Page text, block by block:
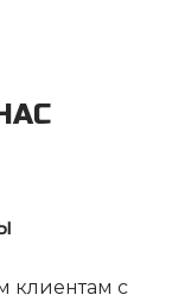
клиентам с